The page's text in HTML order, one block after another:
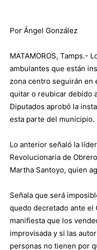
Por Ángel González
MATAMOROS, Tamps.-
ambulantes que están
zona centro seguirán en
quitar o reubicar debido
Diputados aprobó la
esta parte del municipio.
Lo anterior señaló la
Revolucionaria de
Martha Santoyo, quien
Señala que será
quedo decretado ante el
manifiesta que los
improvisada y si las
personas no tienen por